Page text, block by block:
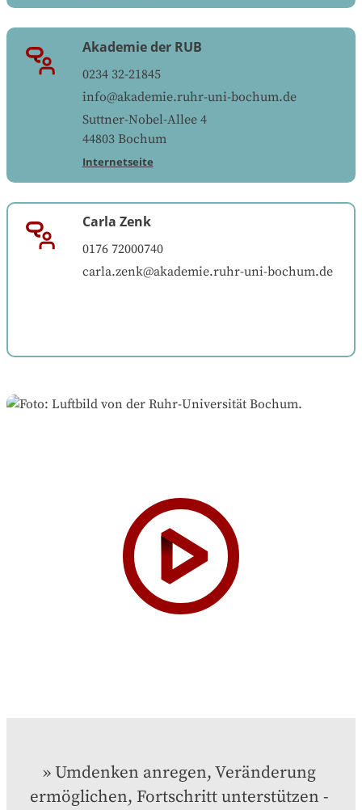
Akademie der RUB
0234 32-21845
info@akademie.ruhr-uni-bochum.de
Suttner-Nobel-Allee 4
44803 Bochum
Internetseite
Carla Zenk
0176 72000740
carla.zenk@akademie.ruhr-uni-bochum.de
Umdenken anregen, Veränderung
ermöglichen, Fortschritt unterstützen -